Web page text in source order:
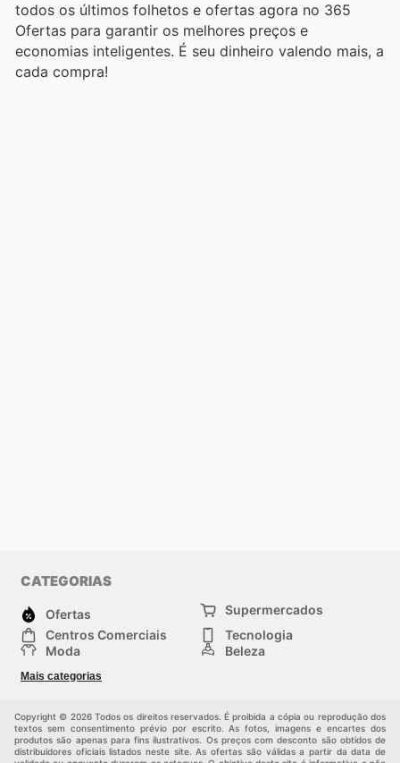
todos os últimos folhetos e ofertas agora no 365
Ofertas para garantir os melhores preços e
economias inteligentes. É seu dinheiro valendo mais, a
cada compra!
CATEGORIAS
Ofertas
Supermercados
Centros Comerciais
Tecnologia
Moda
Beleza
Construção e jardinagem
Mais categorias
Copyright © 2026 Todos os direitos reservados. É proibida a cópia ou reprodução dos
textos sem consentimento prévio por escrito. As fotos, imagens e encartes dos
produtos são apenas para fins ilustrativos. Os preços com desconto são obtidos de
distribuidores oficiais listados neste site. As ofertas são válidas a partir da data de